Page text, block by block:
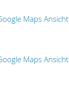
Maps Ansicht
Maps Ansicht